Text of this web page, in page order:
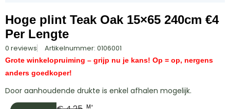
Hoge plint Teak Oak 15×65 240cm €4
Per Lengte
0 reviews Artikelnummer: 0106001
Grote winkelopruiming – grijp nu je kans! Op = op, nergens
anders goedkoper!
Door aanhoudende drukte is enkel afhalen mogelijk.
M²